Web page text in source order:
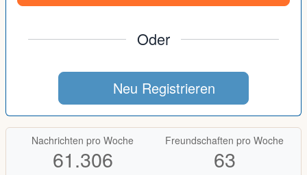
Oder
Neu Registrieren
Nachrichten pro Woche
61.306
Freundschaften pro Woche
63